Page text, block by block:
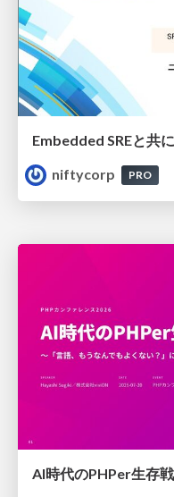
niftycorp
PRO